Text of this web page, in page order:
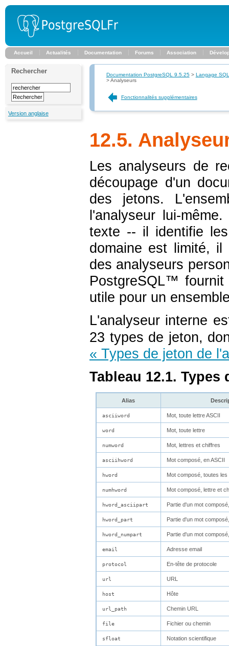
Accueil Actualités Documentation Forums Association
Rechercher
Version anglaise
Documentation PostgreSQL 9.5.25> Langage SQL
>Analyseurs
Fonctionnalités supplémentaires
12.5.
Les analyseurs de
découpage d'un
des jetons.
l'analyseur lui-
texte -- il identifie
domaine est limité, il
des analyseurs
PostgreSQL™ fournit
utile pour un
L'analyseur interne
23 types de jeton,
« Types de jeton de
Tableau 12.1.
Alias
asciiword Mot, toute lettre ASCII
word Mot, toute lettre
numword Mot, lettres et chiffres
asciihword Mot composé, en ASCII
hword Mot composé, toutes les
numhword Mot composé, lettre et
hword_asciipart Partie d'un mot
hword_part Partie d'un mot
hword_numpart Partie d'un mot
email Adresse email
protocol En-tête de protocole
url URL
host Hôte
url_path Chemin URL
file Fichier ou chemin
sfloat Notation scientifique